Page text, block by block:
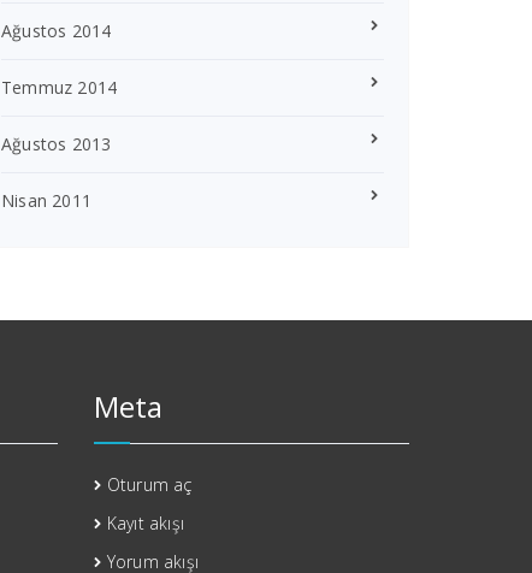
Ağustos 2014
Temmuz 2014
Ağustos 2013
Nisan 2011
Meta
Oturum aç
Kayıt akışı
Yorum akışı